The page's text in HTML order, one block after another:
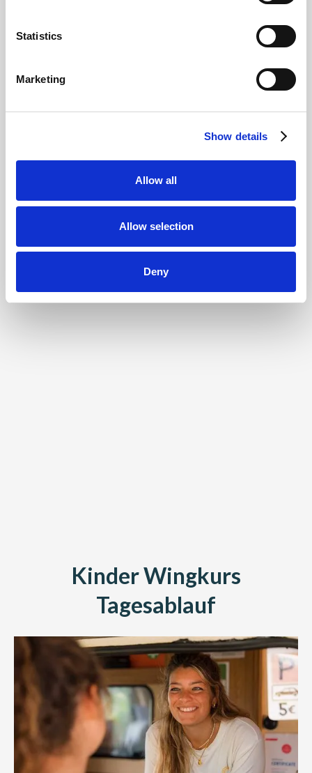
Statistics
Marketing
Show details
Allow all
Allow selection
Deny
Kinder unter 14 Jahren können bei uns Wingfoilen
in Begleitung eines Elternteils oder
Erziehungsberechtigten lernen. Wir empfehlen
Reife angepasst werden kann und gleichzeitig ein
hoher Lernerfolg sowie maximale Sicherheit
gewährleistet sind.
Kinder Wingkurs
Tagesablauf